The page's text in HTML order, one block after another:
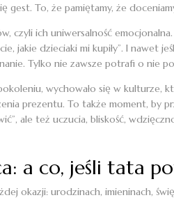
gest. To, że pamiętamy, że
czyli ich uniwersalność
jakie dzieciaki mi kupiły”. I nawet
Tylko nie zawsze potrafi o nie
wychowało się w kulturze,
prezentu. To także moment, by
ale też uczucia, bliskość,
a co, jeśli tata
okazji: urodzinach, imieninach,